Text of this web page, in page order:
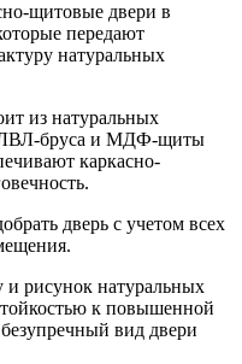
щитовые двери в
передают
натуральных
из натуральных
ЛВЛ-бруса и МДФ-щиты
каркасно-
дверь с учетом всех
и рисунок натуральных
к повышенной
вид двери